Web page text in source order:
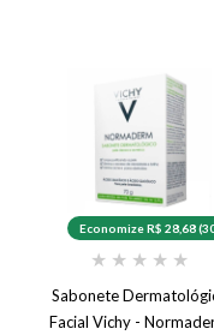
Economize R$ 28,68
★ ★ ★ ★ ★
Sabonete
Facial Vichy -